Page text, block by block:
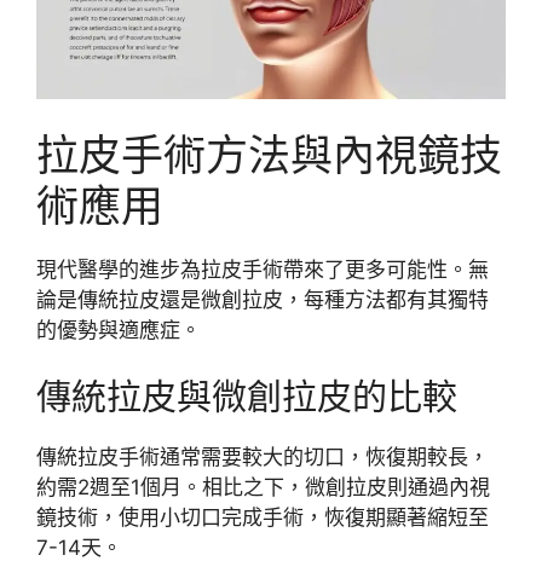
拉皮手術方法與內視鏡技
術應用
現代醫學的進步為拉皮手術帶來了更多可能性。無
論是傳統拉皮還是微創拉皮，每種方法都有其獨特
的優勢與適應症。
傳統拉皮與微創拉皮的比較
傳統拉皮手術通常需要較大的切口，恢復期較長，
約需2週至1個月。相比之下，微創拉皮則通過內視
鏡技術，使用小切口完成手術，恢復期顯著縮短至
7-14天。